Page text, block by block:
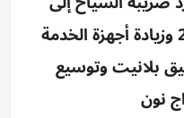
19.34 ألف حتى يونيو 2026 وزيادة أجهزة الخدمة
تطبيق بلانيت وتوسيع
نون